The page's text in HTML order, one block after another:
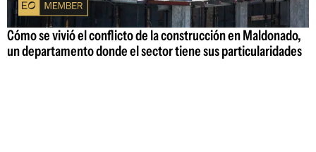
Cómo se vivió el conflicto de la construcción en Maldonado,
un departamento donde el sector tiene sus particularidades